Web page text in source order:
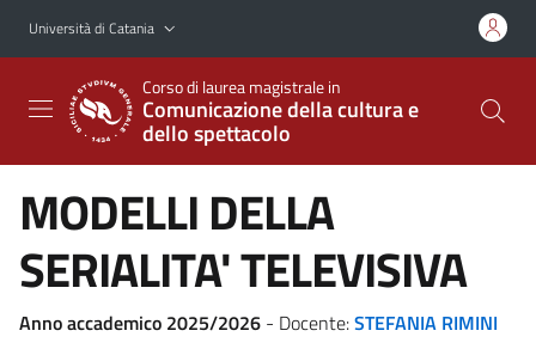
Vai al contenuto principale
Vai al menu di navigazione
Università di Catania
Corso di laurea magistrale in
Comunicazione della cultura e
dello spettacolo
MODELLI DELLA
SERIALITA' TELEVISIVA
Anno accademico 2025/2026 - Docente:STEFANIA RIMINI